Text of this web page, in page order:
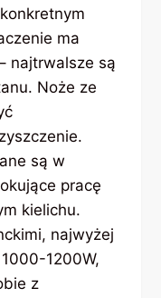
ma
najtrwalsze są
Noże ze
są w
pracę
kielichu.
najwyżej
1200W,
z